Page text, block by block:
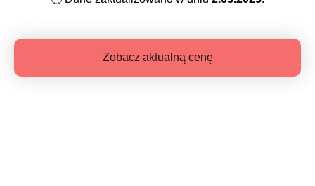
Zobacz aktualną cenę